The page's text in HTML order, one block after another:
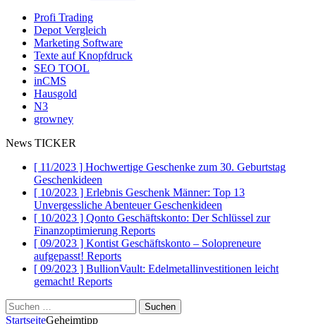
Profi Trading
Depot Vergleich
Marketing Software
Texte auf Knopfdruck
SEO TOOL
inCMS
Hausgold
N3
growney
News TICKER
[ 11/2023 ] Hochwertige Geschenke zum 30. Geburtstag
Geschenkideen
[ 10/2023 ] Erlebnis Geschenk Männer: Top 13
Unvergessliche AbenteuerGeschenkideen
[ 10/2023 ] Qonto Geschäftskonto: Der Schlüssel zur
Finanzoptimierung Reports
[ 09/2023 ] Kontist Geschäftskonto – Solopreneure
aufgepasst! Reports
[ 09/2023 ] BullionVault: Edelmetallinvestitionen leicht
gemacht! Reports
Suchen
nach:
StartseiteGeheimtipp